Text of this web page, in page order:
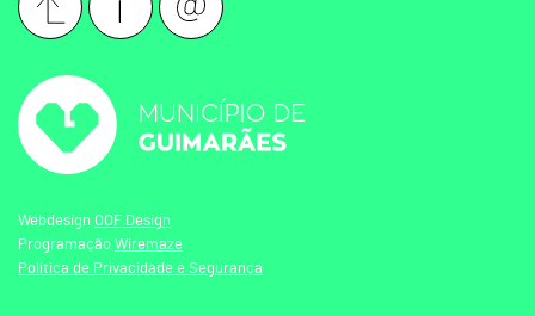
Webdesign OOF Design
Programação Wiremaze
Política de Privacidade e Segurança